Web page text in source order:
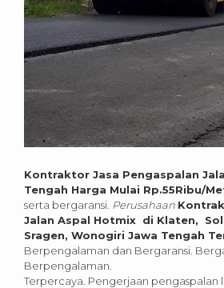
Kontraktor Jasa Pengaspalan
Tengah Harga Mulai Rp.55Ribu/
serta bergaransi. Perusahaan
Jalan Aspal Hotmix di Klaten,
Sragen, Wonogiri Jawa Tengah
Berpengalaman dan Bergaransi.
Berpengalaman.
Terpercaya. Pengerjaan